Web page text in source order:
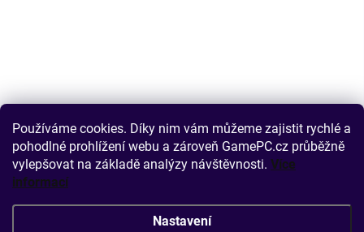
Používáme cookies. Díky nim vám můžeme zajistit rychlé a
pohodlné prohlížení webu a zároveň GamePC.cz průběžně
vylepšovat na základě analýzy návštěvnosti. Více
informací
Nastavení